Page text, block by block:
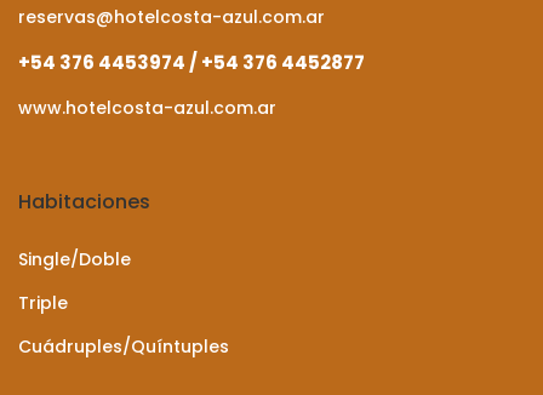
reservas@hotelcosta-azul.com.ar
+54 376 4453974 / +54 376 4452877
www.hotelcosta-azul.com.ar
Habitaciones
Single/Doble
Triple
Cuádruples/Quíntuples